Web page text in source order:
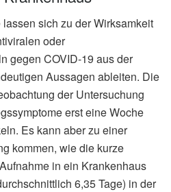
sich zu der Wirksamkeit
oder
gegen COVID-19 aus der
Aussagen ableiten. Die
der Untersuchung
erst eine Woche
Es kann aber zu einer
kommen, wie die kurze
in ein Krankenhaus
6,35 Tage) in der